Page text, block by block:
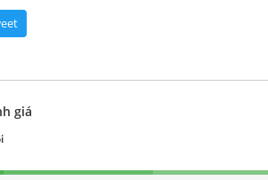
giá